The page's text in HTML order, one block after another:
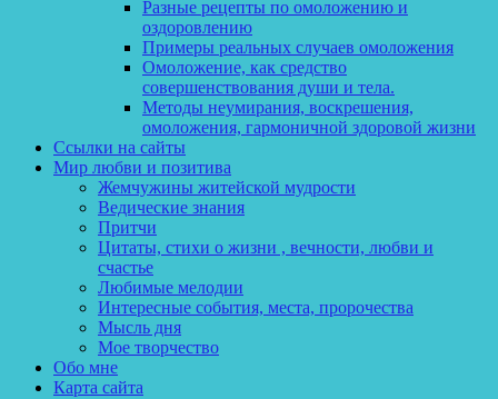
Разные рецепты по омоложению и
оздоровлению
Примеры реальных случаев омоложения
Омоложение, как средство
совершенствования души и тела.
Методы неумирания, воскрешения,
омоложения, гармоничной здоровой жизни
Ссылки на сайты
Мир любви и позитива
Жемчужины житейской мудрости
Ведические знания
Притчи
Цитаты, стихи о жизни , вечности, любви и
счастье
Любимые мелодии
Интересные события, места, пророчества
Мысль дня
Мое творчество
Обо мне
Карта сайта